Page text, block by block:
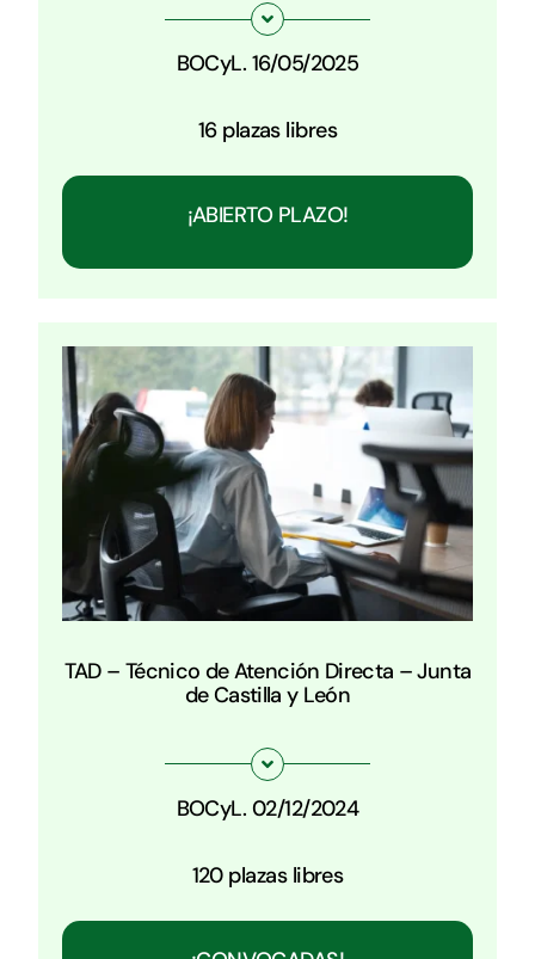
BOCyL. 16/05/2025
16 plazas libres
¡ABIERTO PLAZO!
TAD – Técnico de Atención Directa – Junta
de Castilla y León
BOCyL. 02/12/2024
120 plazas libres